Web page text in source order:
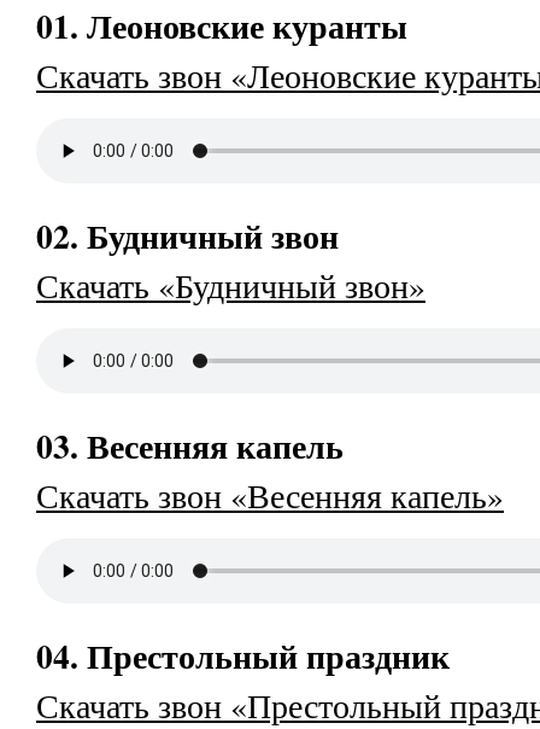
01. Леоновские куранты
Скачать звон «Леоновские
02. Будничный звон
Скачать «Будничный звон»
03. Весенняя капель
Скачать звон «Весенняя капель»
04. Престольный праздник
Скачать звон «Престольный